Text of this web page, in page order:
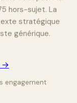
hors-sujet. La
stratégique
générique.
→
engagement